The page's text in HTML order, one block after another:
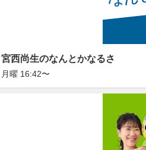
宮西尚生のなんとかなるさ
月曜 16:42〜